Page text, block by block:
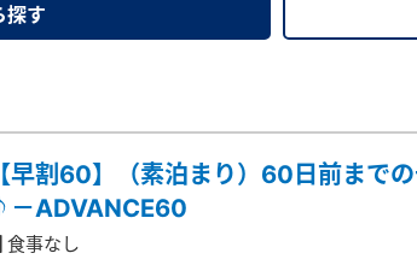
探す
【早割60】（素泊まり）60日前まで
－ADVANCE60
食事なし